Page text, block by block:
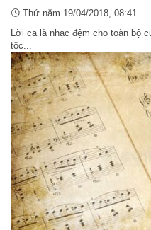
Thứ năm 19/04/2018, 08:41
Lời ca là nhạc đệm cho toàn bộ
tộc...